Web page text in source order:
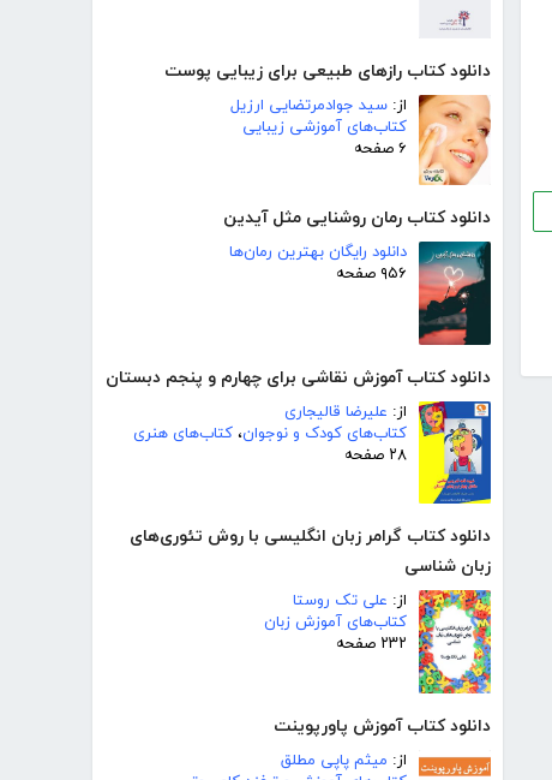
دانلود کتاب رازهای طبیعی برای زیبایی پوست
از: سید جوادمرتضایی ارزیل
کتاب‌های آموزشی زیبایی
۶ صفحه
دانلود کتاب رمان روشنایی مثل آیدین
دانلود رایگان بهترین رمان‌ها
۹۵۶ صفحه
دانلود کتاب آموزش نقاشی برای چهارم و پنجم دبستان
از: علیرضا قالیجاری
کتاب‌های کودک و نوجوان، کتاب‌های هنری
۲۸ صفحه
دانلود کتاب گرامر زبان انگلیسی با روش تئوری‌های
زبان شناسی
از: علی تک روستا
کتاب‌های آموزش زبان
۲۳۲ صفحه
دانلود کتاب آموزش پاورپوینت
از: میثم پاپی مطلق